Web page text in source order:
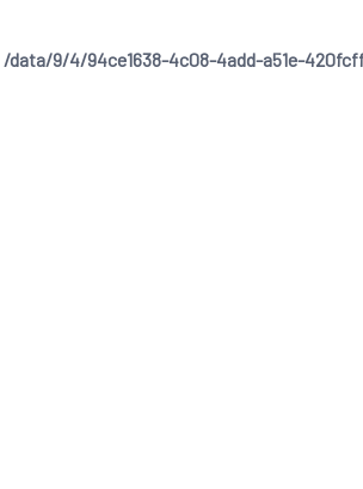
/data/9/4/94ce1638-4c08-4add-a51e-